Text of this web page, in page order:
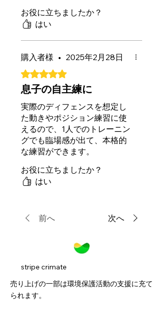
っていたのですが想像通りの
物で満足してます。
このタイプの器具は仕舞うの
が、毎回組み立てが必要なタ
イプに比べればコツさえつか
んでしまえばかなり楽です！
中に入れてたウォーターバッ
グと脚で端を抑えつつ、なる
べく生地が重ならない様に閉
めてあげればスムーズにでき
るのでおススメです！
お役に立ちましたか？
はい
購入者様 • 2025年2月28日
5つ星のうち5と評価されています。
息子の自主練に
実際のディフェンスを想定し
た動きやポジション練習に使
えるので、1人でのトレーニン
グでも臨場感が出て、本格的
な練習ができます。
けも簡単、折りたたんで持ち
運べるので、公園や体育館へ
練習のやる気が違う」と気に
入っており、毎日のシュート
練やドリブルに活用していま
思っていた以上に実用的でし
た。バスケに本気なお子さん
お役に立ちましたか？
はい
前へ 次へ
​stripe crimate
売り上げの一部は環境保護活動の支援に充て
られます。